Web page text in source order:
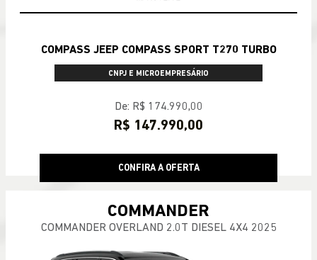
COMPASS JEEP COMPASS SPORT T270 TURBO
CNPJ E MICROEMPRESÁRIO
De: R$ 174.990,00
R$ 147.990,00
CONFIRA A OFERTA
COMMANDER
COMMANDER OVERLAND 2.0T DIESEL 4X4 2025